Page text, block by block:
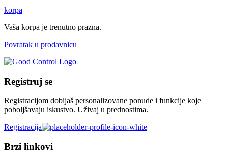
korpa
Vaša korpa je trenutno prazna.
Povratak u prodavnicu
Registruj se
Registracijom dobijaš personalizovane ponude i funkcije koje
poboljšavaju iskustvo. Uživaj u prednostima.
Registracija
Brzi linkovi